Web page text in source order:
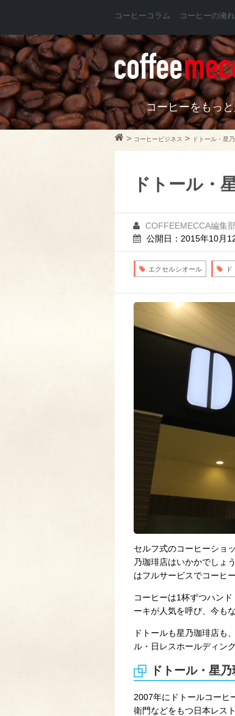
コーヒーコラム コーヒーの淹
コーヒーをもっ
> コーヒービジネス > ドトール・星
ドトール・
COFFEEMECCA編集部
公開日：2015年10月
エクセルシオール
セルフ式のコーヒーショ
乃珈琲店はいかかでしょ
はフルサービスでコーヒ
コーヒーは1杯ずつハン
ーキが人気を呼び、今も
ドトールも星乃珈琲店も
ル・日レスホールディン
ドトール・星
2007年にドトールコーヒ
衛門などをもつ日本レス